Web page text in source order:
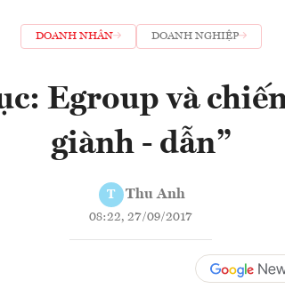
DOANH NHÂN DOANH NGHIỆP
Egroup và
giành - dẫn”
T Thu Anh
08:22, 27/09/2017